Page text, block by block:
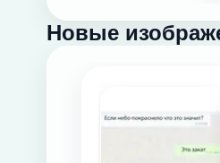
Новые